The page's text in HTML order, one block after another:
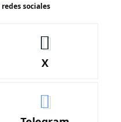
sociales
X